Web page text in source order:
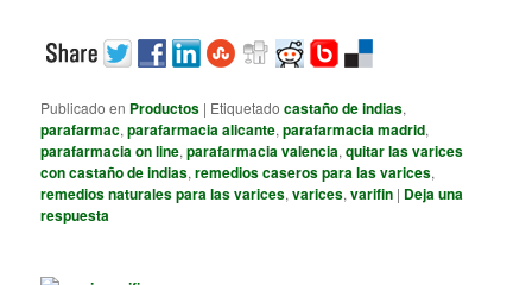
Publicado en Productos | Etiquetado castaño de indias,
parafarmac,parafarmacia alicante,parafarmacia madrid,
parafarmacia on line,parafarmacia valencia,quitar las varices
con castaño de indias,remedios caseros para las varices,
remedios naturales para las varices,varices,varifin | Deja una
respuesta